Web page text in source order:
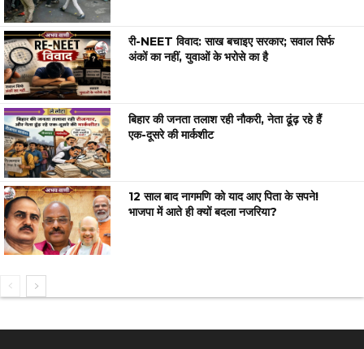
री-NEET विवाद: साख बचाइए सरकार; सवाल सिर्फ
अंकों का नहीं, युवाओं के भरोसे का है
बिहार की जनता तलाश रही नौकरी, नेता ढूंढ़ रहे हैं
एक-दूसरे की मार्कशीट
12 साल बाद नागमणि को याद आए पिता के सपने!
भाजपा में आते ही क्यों बदला नजरिया?